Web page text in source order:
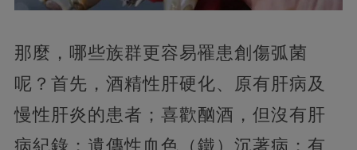
那麼，哪些族群更容易罹患創傷弧菌
呢？首先，酒精性肝硬化、原有肝病及
慢性肝炎的患者；喜歡酗酒，但沒有肝
病紀錄；遺傳性血色（鐵）沉著病；有